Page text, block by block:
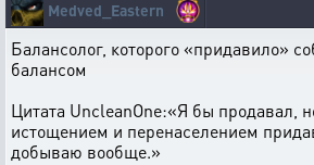
Medved_Eastern
Балансолог, которого «придавило»
балансом
Цитата UncleanOne:«Я бы продавал,
истощением и перенаселением
добываю вообще.»